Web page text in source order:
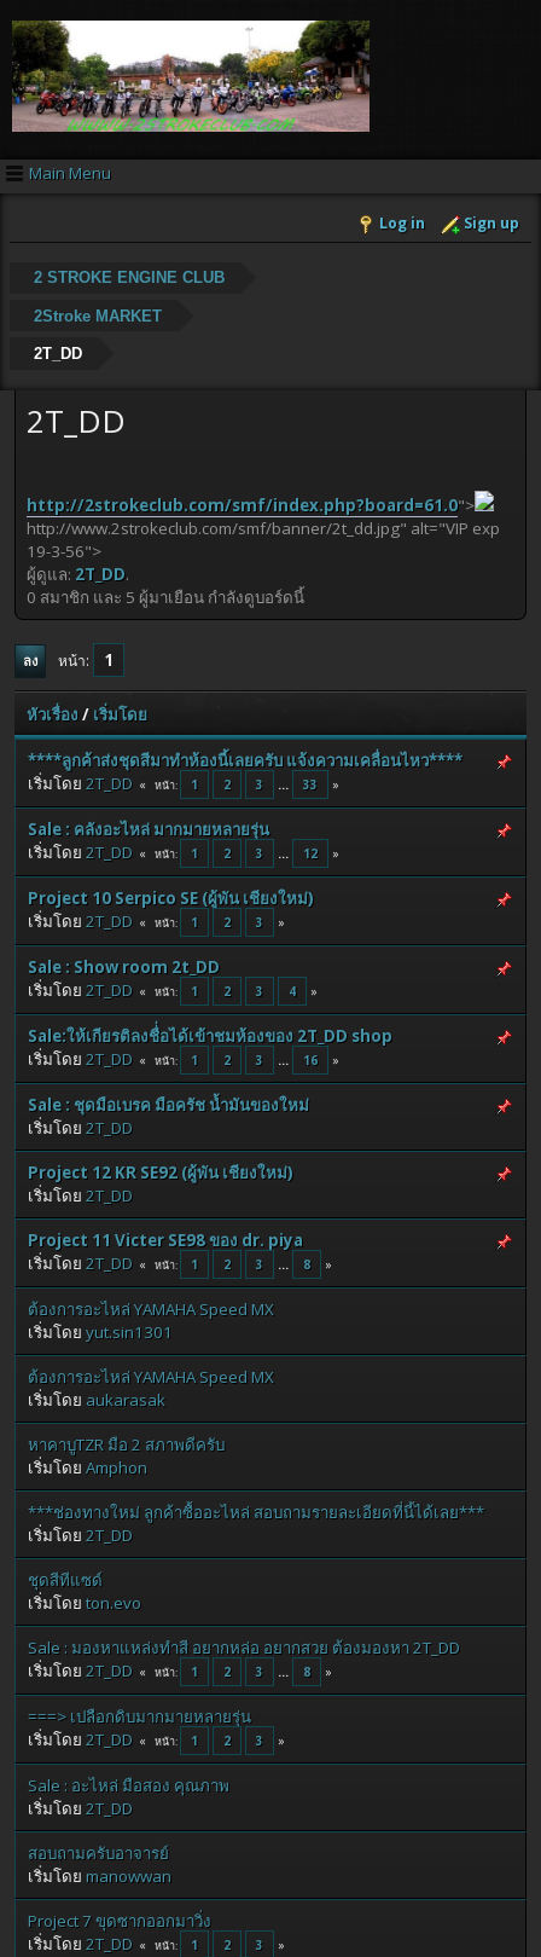
Main Menu
Log in Sign up
2 STROKE ENGINE CLUB
2Stroke MARKET
2T_DD
2T_DD
http://2strokeclub.com/smf/index.php?board=61.0">
http://www.2strokeclub.com/smf/banner/2t_dd.jpg" alt="VIP exp
19-3-56">
ผู้ดูแล: 2T_DD.
0 สมาชิก และ 5 ผู้มาเยือน กำลังดูบอร์ดนี้
ลง หน้า 1
หัวเรื่อง/ เริ่มโดย
****ลูกค้าส่งชุดสีมาทำห้องนี้เลยครับ แจ้งความเคลื่อนไหว****
เริ่มโดย 2T_DD หน้า 1 2 3 ... 33
Sale : คลังอะไหล่ มากมายหลายรุ่น
เริ่มโดย 2T_DD หน้า 1 2 3 ... 12
Project 10 Serpico SE (ผู้พัน เชียงใหม่)
เริ่มโดย 2T_DD หน้า 1 2 3
Sale : Show room 2t_DD
เริ่มโดย 2T_DD หน้า 1 2 3 4
Sale:ให้เกียรติลงชื่่อได้เข้าชมห้องของ 2T_DD shop
เริ่มโดย 2T_DD หน้า 1 2 3 ... 16
Sale : ชุดมือเบรค มือครัช น้ำมันของใหม่
เริ่มโดย 2T_DD
Project 12 KR SE92 (ผู้พัน เชียงใหม่)
เริ่มโดย 2T_DD
Project 11 Victer SE98 ของ dr. piya
เริ่มโดย 2T_DD หน้า 1 2 3 ... 8
ต้องการอะไหล่ YAMAHA Speed MX
เริ่มโดย yut.sin1301
ต้องการอะไหล่ YAMAHA Speed MX
เริ่มโดย aukarasak
หาคาบูTZR มือ 2 สภาพดีครับ
เริ่มโดย Amphon
***ช่องทางใหม่ ลูกค้าซื้ออะไหล่ สอบถามรายละเอียดที่นี้ได้เลย***
เริ่มโดย 2T_DD
ชุดสีทีแซด์
เริ่มโดย ton.evo
Sale : มองหาแหล่งทำสี อยากหล่อ อยากสวย ต้องมองหา 2T_DD
เริ่มโดย 2T_DD หน้า 1 2 3 ... 8
===> เปลือกดิบมากมายหลายรุ่น
เริ่มโดย 2T_DD หน้า 1 2 3
Sale : อะไหล่ มือสอง คุณภาพ
เริ่มโดย 2T_DD
สอบถามครับอาจารย์
เริ่มโดย manowwan
Project 7 ขุดซากออกมาวิ่ง
เริ่มโดย 2T_DD หน้า 1 2 3